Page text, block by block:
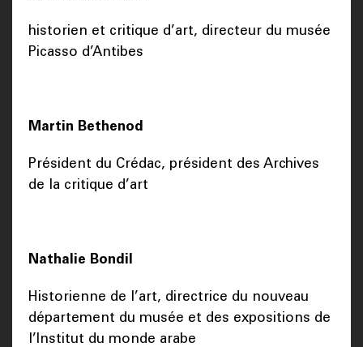
historien et critique d’art, directeur du musée
Picasso d’Antibes
Martin Bethenod
Président du Crédac, président des Archives
de la critique d’art
Nathalie Bondil
Historienne de l’art, directrice du nouveau
département du musée et des expositions de
l’Institut du monde arabe